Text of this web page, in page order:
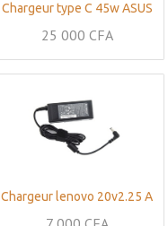
Chargeur type C 45w ASUS
25 000 CFA
Chargeur lenovo 20v2.25 A